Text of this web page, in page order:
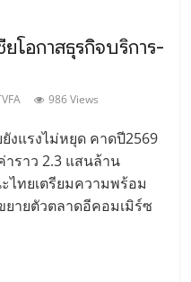
โอกาสธุรกิจบริการ-
986 Views
งแรงไม่หยุด คาดปี2569
าราว 2.3 แสนล้าน
ไทยเตรียมความพร้อม
ายตัวตลาดอีคอมเมิร์ซ